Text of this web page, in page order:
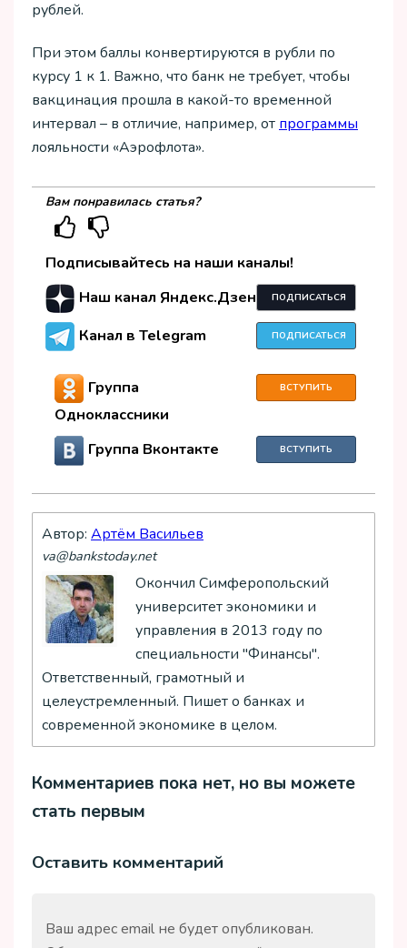
рублей.
При этом баллы конвертируются в рубли по
курсу 1 к 1. Важно, что банк не требует, чтобы
вакцинация прошла в какой-то временной
интервал – в отличие, например, от программы
лояльности «Аэрофлота».
Вам понравилась статья?
Подписывайтесь на наши каналы!
Наш канал Яндекс.Дзен
ПОДПИСАТЬСЯ
Канал в Telegram ПОДПИСАТЬСЯ
Группа
Одноклассники
ВСТУПИТЬ
Группа Вконтакте ВСТУПИТЬ
Автор: Артём Васильев
va@bankstoday.net
Окончил Симферопольский
университет экономики и
управления в 2013 году по
специальности "Финансы".
Ответственный, грамотный и
целеустремленный. Пишет о банках и
современной экономике в целом.
Комментариев пока нет, но вы можете
стать первым
Оставить комментарий
Ваш адрес email не будет опубликован.